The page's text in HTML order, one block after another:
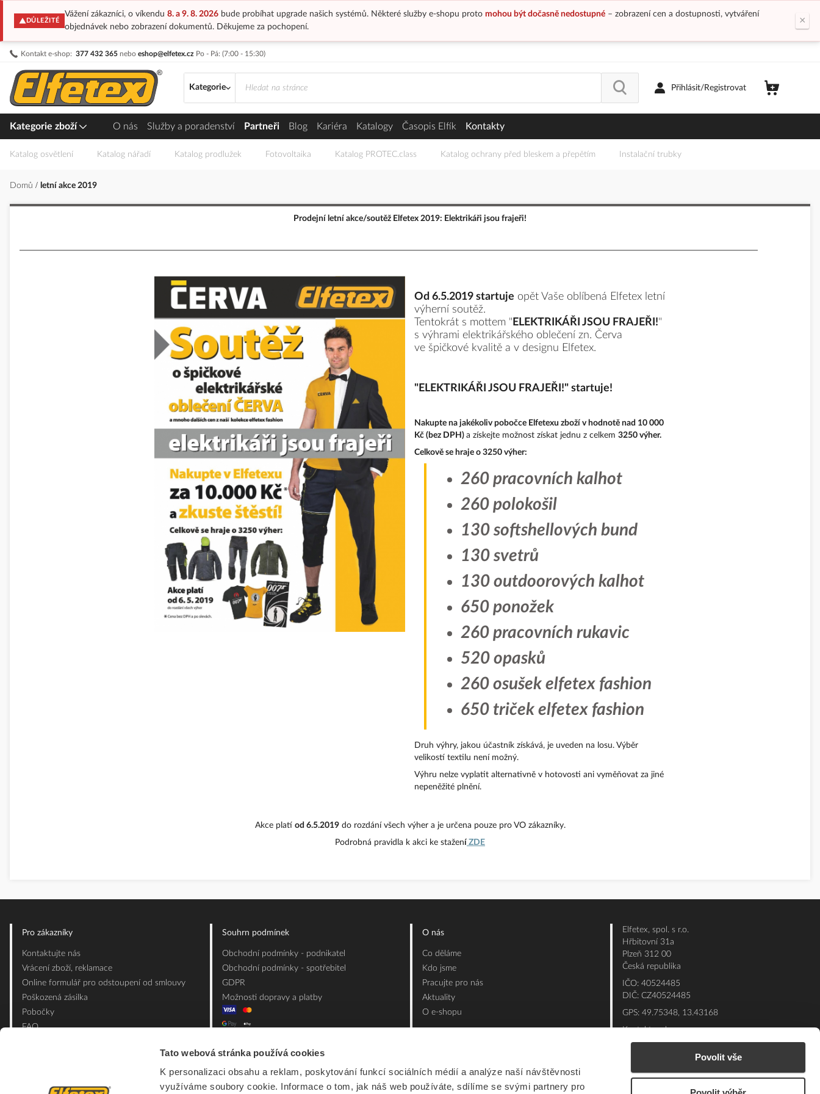
Tato webová stránka používá cookies
K personalizaci obsahu a reklam, poskytování funkcí sociálních médií a analýze naší návštěvnosti
využíváme soubory cookie. Informace o tom, jak náš web používáte, sdílíme se svými partnery pro
Povolit vše
DŮLEŽITÉ
Vážení zákazníci, o víkendu 8. a 9. 8. 2026bude probíhat upgrade našich systémů. Některé služby e-shopu proto mohou být dočasně nedostupné– zobrazení cen a dostupnosti, vytváření
objednávek nebo zobrazení dokumentů. Děkujeme za pochopení.
×
Kontakt e-shop: 377 432 365 nebo eshop@elfetex.cz Po - Pá: (7:00 - 15:30)
Přejít
obsah
Kategorie
Přihlásit/Registrovat
Kategorie zboží O nás Služby a poradenství Partneři Blog Kariéra Katalogy Časopis Elfík Kontakty
Katalog osvětlení Katalog nářadí Katalog prodlužek Fotovoltaika Katalog PROTEC.class Katalog ochrany před bleskem a přepětím Instalační trubky
Domů letní akce 2019
Prodejní letní akce/soutěž Elfetex 2019: Elektrikáři jsou frajeři!
Od 6.5.2019 startuje opět Vaše oblíbená Elfetex letní
výherní soutěž.
Tentokrát s mottem " ELEKTRIKÁŘI JSOU FRAJEŘI!"
s výhrami elektrikářského oblečení zn. Červa
ve špičkové kvalitě a v designu Elfetex.
"ELEKTRIKÁŘI JSOU FRAJEŘI!" startuje!
Nakupte na jakékoliv pobočce Elfetexuzboží v hodnotě nad 10 000
Kč(bez DPH)a získejte možnost získat jednu z celkem3250 výher.
Celkově se hraje o 3250 výher:
260 pracovních kalhot
260 polokošil
130 softshellových bund
130 svetrů
130 outdoorových kalhot
650 ponožek
260 pracovních rukavic
520 opasků
260 osušek elfetex fashion
650 triček elfetex fashion
Druh výhry, jakou účastník získává, je uveden na losu. Výběr
velikostí textilu není možný.
Výhru nelze vyplatit alternativně v hotovosti ani vyměňovat za jiné
nepeněžité plnění.
Akce platí od 6.5.2019do rozdání všech výher a je určena pouze pro VO zákazníky.
Podrobná pravidla k akci ke stažení ZDE
Pro zákazníky
Kontaktujte nás
Vrácení zboží, reklamace
Online formulář pro odstoupení od smlouvy
Poškozená zásilka
Pobočky
FAQ
Souhrn podmínek
Obchodní podmínky - podnikatel
Obchodní podmínky - spotřebitel
GDPR
Možnosti dopravy a platby
O nás
Co děláme
Kdo jsme
Pracujte pro nás
Aktuality
O e-shopu
Elfetex, spol. s r.o.
Hřbitovní 31a
Plzeň 312 00
Česká republika
IČO: 40524485
DIČ: CZ40524485
GPS: 49.75348, 13.43168
Kontakt e-shop:
Po - Pá: 7:00 - 15:30
377 432 365
Technická podpora: 377 432 311